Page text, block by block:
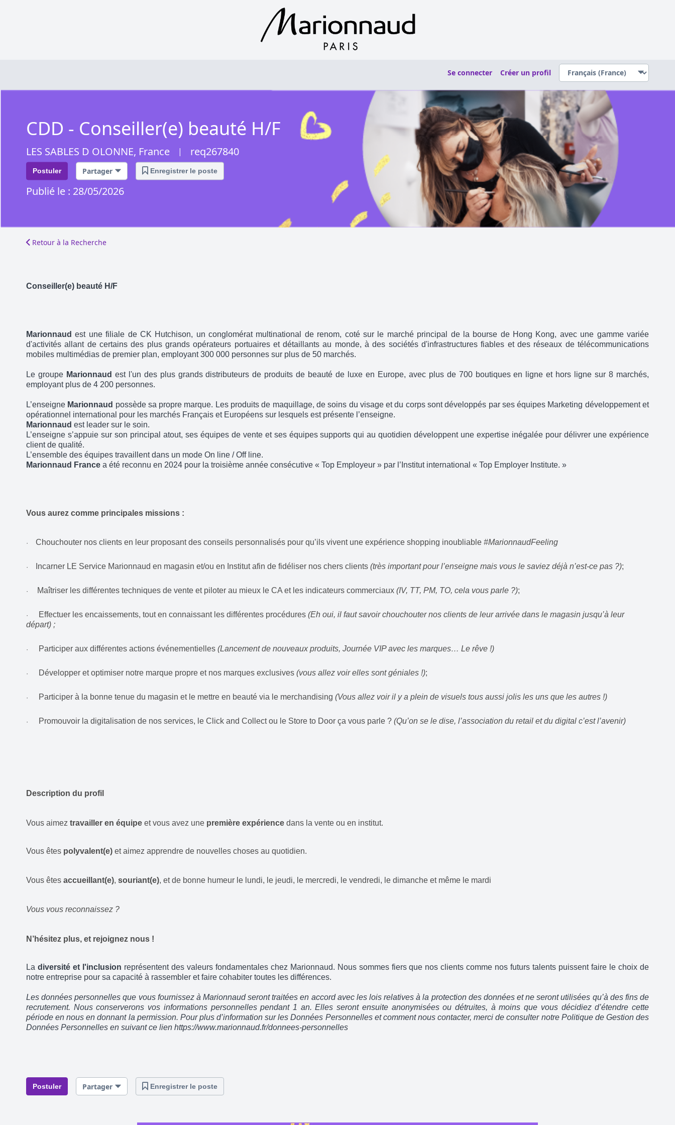
Se connecter Créer un profil
CDD - Conseiller(e) beauté H/F
LES SABLES D OLONNE, France | req267840
Postuler Partager Enregistrer le poste
Publié le : 28/05/2026
Retour à la Recherche
Conseiller(e) beauté H/F
Marionnaud est une filiale de CK Hutchison, un conglomérat multinational de renom, coté sur le marché principal de la bourse de Hong Kong, avec une gamme variée
d'activités allant de certains des plus grands opérateurs portuaires et détaillants au monde, à des sociétés d'infrastructures fiables et des réseaux de télécommunications
mobiles multimédias de premier plan, employant 300 000 personnes sur plus de 50 marchés.
Le groupe Marionnaud est l'un des plus grands distributeurs de produits de beauté de luxe en Europe, avec plus de 700 boutiques en ligne et hors ligne sur 8 marchés,
employant plus de 4 200 personnes.
L’enseigne Marionnaud possède sa propre marque. Les produits de maquillage, de soins du visage et du corps sont développés par ses équipes Marketing développement et
opérationnel international pour les marchés Français et Européens sur lesquels est présente l’enseigne.
Marionnaud est leader sur le soin.
L’enseigne s’appuie sur son principal atout, ses équipes de vente et ses équipes supports qui au quotidien développent une expertise inégalée pour délivrer une expérience
client de qualité.
L’ensemble des équipes travaillent dans un mode On line / Off line.
Marionnaud France a été reconnu en 2024 pour la troisième année consécutive « Top Employeur » par l’Institut international « Top Employer Institute. »
Vous aurez comme principales missions :
· Chouchouter nos clients en leur proposant des conseils personnalisés pour qu’ils vivent une expérience shopping inoubliable #MarionnaudFeeling
· Incarner LE Service Marionnaud en magasin et/ou en Institut afin de fidéliser nos chers clients (très important pour l’enseigne mais vous le saviez déjà n’est-ce pas ?);
· Maîtriser les différentes techniques de vente et piloter au mieux le CA et les indicateurs commerciaux (IV, TT, PM, TO, cela vous parle ?);
· Effectuer les encaissements, tout en connaissant les différentes procédures (Eh oui, il faut savoir chouchouter nos clients de leur arrivée dans le magasin jusqu’à leur
départ) ;
· Participer aux différentes actions événementielles (Lancement de nouveaux produits, Journée VIP avec les marques… Le rêve !)
· Développer et optimiser notre marque propre et nos marques exclusives (vous allez voir elles sont géniales !);
· Participer à la bonne tenue du magasin et le mettre en beauté via le merchandising (Vous allez voir il y a plein de visuels tous aussi jolis les uns que les autres !)
· Promouvoir la digitalisation de nos services, le Click and Collect ou le Store to Door ça vous parle ? (Qu’on se le dise, l’association du retail et du digital c’est l’avenir)
Description du profil
Vous aimez travailler en équipe et vous avez une première expérience dans la vente ou en institut.
Vous êtes polyvalent(e) et aimez apprendre de nouvelles choses au quotidien.
Vous êtes accueillant(e), souriant(e), et de bonne humeur le lundi, le jeudi, le mercredi, le vendredi, le dimanche et même le mardi
Vous vous reconnaissez ?
N’hésitez plus, et rejoignez nous !
La diversité et l'inclusion représentent des valeurs fondamentales chez Marionnaud. Nous sommes fiers que nos clients comme nos futurs talents puissent faire le choix de
notre entreprise pour sa capacité à rassembler et faire cohabiter toutes les différences.
Les données personnelles que vous fournissez à Marionnaud seront traitées en accord avec les lois relatives à la protection des données et ne seront utilisées qu’à des fins de
recrutement. Nous conserverons vos informations personnelles pendant 1 an. Elles seront ensuite anonymisées ou détruites, à moins que vous décidiez d’étendre cette
période en nous en donnant la permission. Pour plus d’information sur les Données Personnelles et comment nous contacter, merci de consulter notre Politique de Gestion des
Données Personnelles en suivant ce lien https://www.marionnaud.fr/donnees-personnelles
Postuler Partager Enregistrer le poste